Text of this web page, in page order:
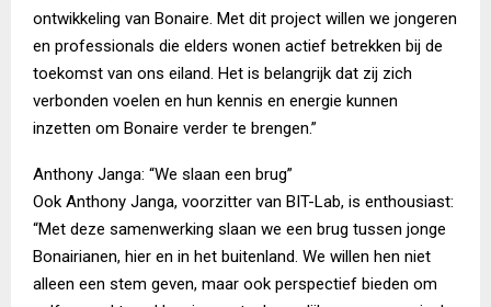
ontwikkeling van Bonaire. Met dit project willen we jongeren
en professionals die elders wonen actief betrekken bij de
toekomst van ons eiland. Het is belangrijk dat zij zich
verbonden voelen en hun kennis en energie kunnen
inzetten om Bonaire verder te brengen.”
Anthony Janga: “We slaan een brug”
Ook Anthony Janga, voorzitter van BIT-Lab, is enthousiast:
“Met deze samenwerking slaan we een brug tussen jonge
Bonairianen, hier en in het buitenland. We willen hen niet
alleen een stem geven, maar ook perspectief bieden om